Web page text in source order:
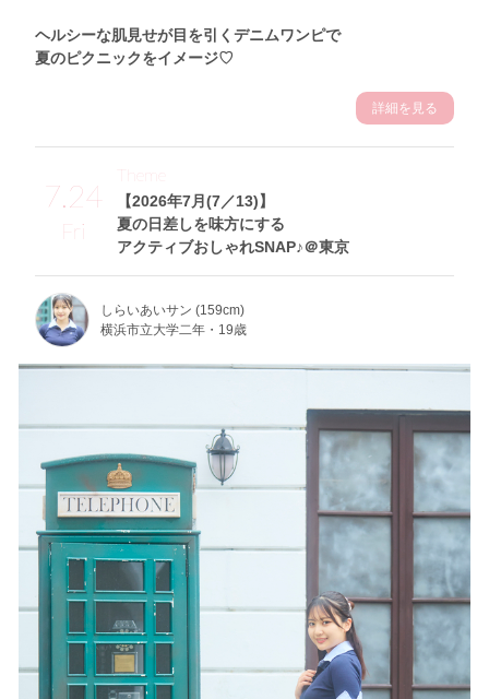
ヘルシーな肌見せが目を引くデニムワンピで
夏のピクニックをイメージ♡
詳細を見る
7.24
Fri
【2026年7月(7／13)】
夏の日差しを味方にする
アクティブおしゃれSNAP♪＠東京
Theme
しらいあいサン (159cm)
横浜市立大学二年・19歳